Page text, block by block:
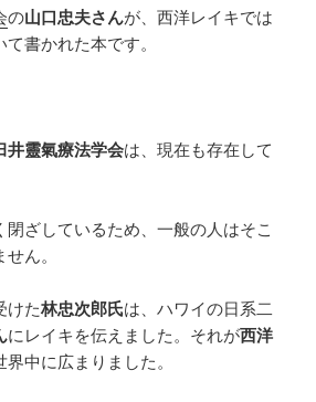
の山口忠夫さんが、西洋レイキでは
て書かれた本です。
井靈氣療法学会は、現在も存在して
閉ざしているため、一般の人はそこ
ん。
けた林忠次郎氏は、ハワイの日系二
にレイキを伝えました。それが西洋
中に広まりました。